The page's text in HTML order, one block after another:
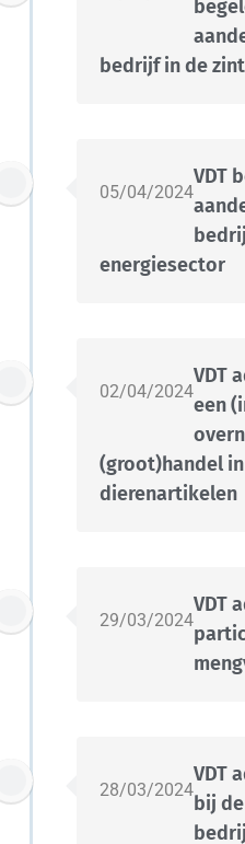
bedrijf in de
05/04/2024
VDT
energiesector
02/04/2024
VDT
een
(groot)handel
dierenartikelen
29/03/2024
VDT
28/03/2024
VDT
bij